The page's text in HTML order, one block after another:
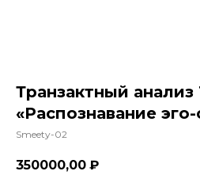
Транзактный анализ
«Распознавание
Smeety-02
350000,00 ₽